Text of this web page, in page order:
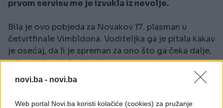
novi.ba - novi.ba
Web portal Novi.ba koristi kolačiće (cookies) za pružanje
prvom servisu me je izvukla iz nevolje.
Bila je ovo pobjeda za Novakov 17. plasman u
četvrtfinale Vimbldona. Voditeljka ga je pitala kakav
je osećaj, da li je spreman za ono što ga čeka dalje,
a Novak je oduševio odgovorom.
- Preživi da bi se borio i uspio. Nadam se da ću se